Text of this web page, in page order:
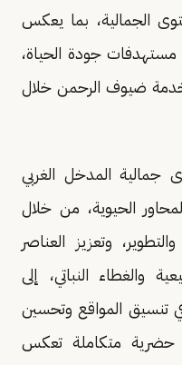
الجمالية، بما يعكس
جودة الحياة،
ضيوف الرحمن خلال
المدخل الغربي
الحيوية، من خلال
وتعزيز العناصر
والغطاء النباتي، إلى
تنسيق المواقع وتحسين
حضرية متكاملة تعكس